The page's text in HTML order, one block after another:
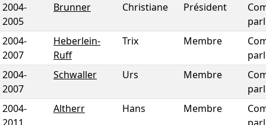
2004-
2005
Brunner Christiane Président
2004-
2007
Heberlein-
Ruff
Trix Membre
2004-
2007
Schwaller Urs Membre
2004-
Altherr Hans Membre